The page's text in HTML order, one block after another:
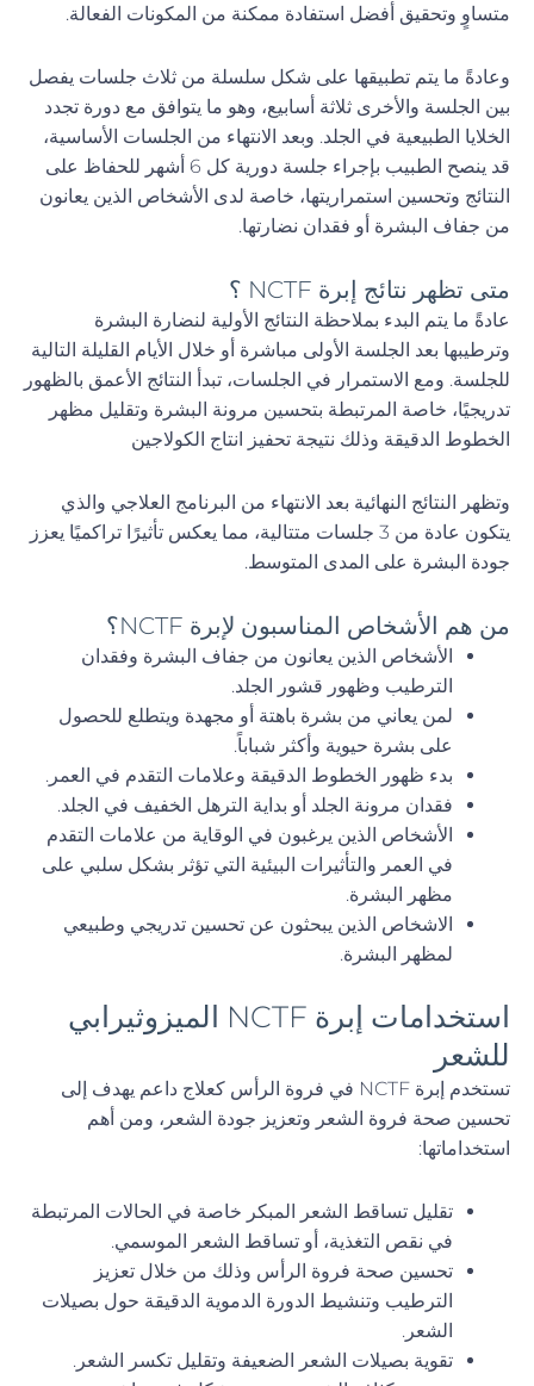
متساوٍ وتحقيق أفضل استفادة ممكنة من المكونات الفعالة.
وعادةً ما يتم تطبيقها على شكل سلسلة من ثلاث جلسات يفصل
بين الجلسة والأخرى ثلاثة أسابيع، وهو ما يتوافق مع دورة تجدد
الخلايا الطبيعية في الجلد. وبعد الانتهاء من الجلسات الأساسية،
قد ينصح الطبيب بإجراء جلسة دورية كل 6 أشهر للحفاظ على
النتائج وتحسين استمراريتها، خاصة لدى الأشخاص الذين يعانون
من جفاف البشرة أو فقدان نضارتها.
متى تظهر نتائج إبرة NCTF ؟
عادةً ما يتم البدء بملاحظة النتائج الأولية لنضارة البشرة
وترطيبها بعد الجلسة الأولى مباشرة أو خلال الأيام القليلة التالية
للجلسة. ومع الاستمرار في الجلسات، تبدأ النتائج الأعمق بالظهور
تدريجيًا، خاصة المرتبطة بتحسين مرونة البشرة وتقليل مظهر
الخطوط الدقيقة وذلك نتيجة تحفيز انتاج الكولاجين
وتظهر النتائج النهائية بعد الانتهاء من البرنامج العلاجي والذي
يتكون عادة من 3 جلسات متتالية، مما يعكس تأثيرًا تراكميًا يعزز
جودة البشرة على المدى المتوسط.
من هم الأشخاص المناسبون لإبرة NCTF؟
الأشخاص الذين يعانون من جفاف البشرة وفقدان
الترطيب وظهور قشور الجلد.
لمن يعاني من بشرة باهتة أو مجهدة ويتطلع للحصول
على بشرة حيوية وأكثر شباباً.
بدء ظهور الخطوط الدقيقة وعلامات التقدم في العمر.
فقدان مرونة الجلد أو بداية الترهل الخفيف في الجلد.
الأشخاص الذين يرغبون في الوقاية من علامات التقدم
في العمر والتأثيرات البيئية التي تؤثر بشكل سلبي على
مظهر البشرة.
الاشخاص الذين يبحثون عن تحسين تدريجي وطبيعي
لمظهر البشرة.
استخدامات إبرة NCTF الميزوثيرابي
للشعر
تستخدم إبرة NCTF في فروة الرأس كعلاج داعم يهدف إلى
تحسين صحة فروة الشعر وتعزيز جودة الشعر، ومن أهم
استخداماتها:
تقليل تساقط الشعر المبكر خاصة في الحالات المرتبطة
في نقص التغذية، أو تساقط الشعر الموسمي.
تحسين صحة فروة الرأس وذلك من خلال تعزيز
الترطيب وتنشيط الدورة الدموية الدقيقة حول بصيلات
الشعر.
تقوية بصيلات الشعر الضعيفة وتقليل تكسر الشعر.